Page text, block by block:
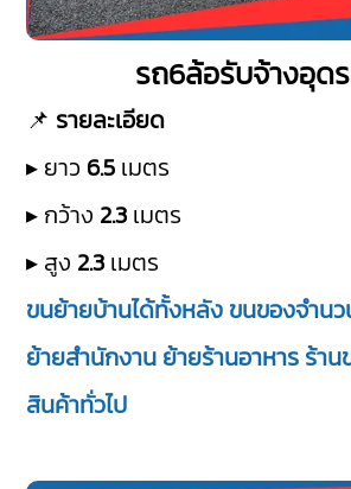
รถ6ล้อรับจ้างอุด
📌 รายละเอียด
▸ ยาว 6.5 เมตร
▸ กว้าง 2.3 เมตร
▸ สูง 2.3 เมตร
ขนย้ายบ้านได้ทั้งหลัง ขนของจำน
ย้ายสำนักงาน ย้ายร้านอาหาร ร้า
สินค้าทั่วไป